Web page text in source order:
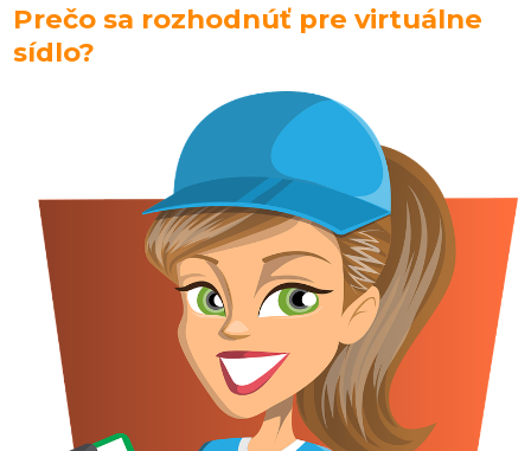
Prečo sa rozhodnúť pre virtuálne
sídlo?